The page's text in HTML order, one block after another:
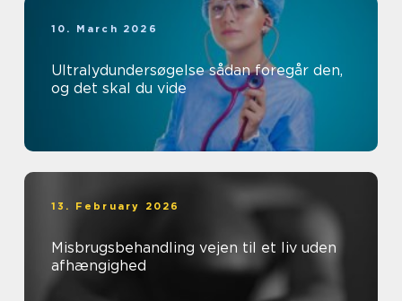
10. March 2026
Ultralydundersøgelse sådan foregår den,
og det skal du vide
13. February 2026
Misbrugsbehandling vejen til et liv uden
afhængighed